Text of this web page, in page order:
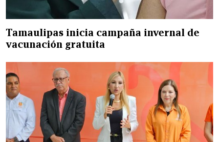
Tamaulipas inicia campaña invernal de
vacunación gratuita